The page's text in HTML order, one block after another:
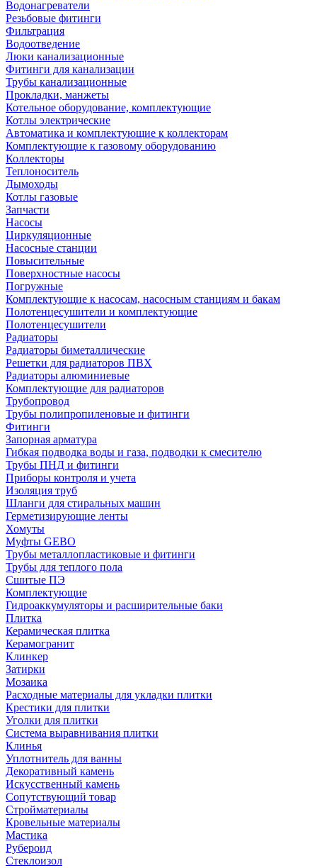
Водонагреватели
Резьбовые фитинги
Фильтрация
Водоотведение
Люки канализационные
Фитинги для канализации
Трубы канализационные
Прокладки, манжеты
Котельное оборудование, комплектующие
Котлы электрические
Автоматика и комплектующие к коллекторам
Комплектующие к газовому оборудованию
Коллекторы
Теплоноситель
Дымоходы
Котлы газовые
Запчасти
Насосы
Циркуляционные
Насосные станции
Повысительные
Поверхностные насосы
Погружные
Комплектующие к насосам, насосным станциям и бакам
Полотенцесушители и комплектующие
Полотенцесушители
Радиаторы
Радиаторы биметаллические
Решетки для радиаторов ПВХ
Радиаторы алюминиевые
Комплектующие для радиаторов
Трубопровод
Трубы полипропиленовые и фитинги
Фитинги
Запорная арматура
Гибкая подводка воды и газа, подводки к смесителю
Трубы ПНД и фитинги
Приборы контроля и учета
Изоляция труб
Шланги для стиральных машин
Герметизирующие ленты
Хомуты
Муфты GEBO
Трубы металлопластиковые и фитинги
Трубы для теплого пола
Сшитые ПЭ
Комплектующие
Гидроаккумуляторы и расширительные баки
Плитка
Керамическая плитка
Керамогранит
Клинкер
Затирки
Мозаика
Расходные материалы для укладки плитки
Крестики для плитки
Уголки для плитки
Система выравнивания плитки
Клинья
Уплотнитель для ванны
Декоративный камень
Искусственный камень
Сопутствующий товар
Стройматериалы
Кровельные материалы
Мастика
Рубероид
Стеклоизол